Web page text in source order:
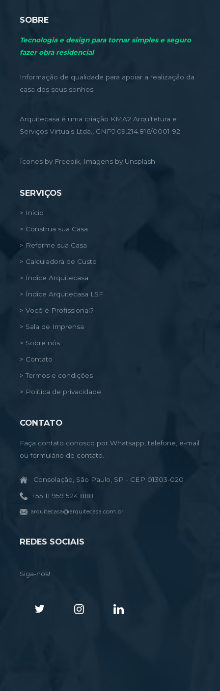
SOBRE
Tecnologia e design para tornar simples e seguro
fazer obra residencial
Informação de qualidade para apoiar a realização da
casa dos seus sonhos
Arquitecasa é uma criação KMA2 Arquitetura e
Serviços Virtuais Ltda., CNPJ 09.214.816/0001-92
Ícones by Freepik, Imagens by Unsplash
SERVIÇOS
> Início
> Construa sua Casa
> Reforme sua Casa
> Calculadora de Custo
> Índice Arquitecasa
> Índice Arquitecasa LSF
> Você é Profissional?
> Sala de Imprensa
> Sobre nós
> Contato
> Termos e condições
> Política de privacidade
CONTATO
Faça contato conosco por Whatsapp, telefone, e-mail
ou formulário de contato.
Consolação, São Paulo, SP - CEP 01303-020
+55 11 959 524 888
arquitecasa@arquitecasa.com.br
REDES SOCIAIS
Siga-nos!